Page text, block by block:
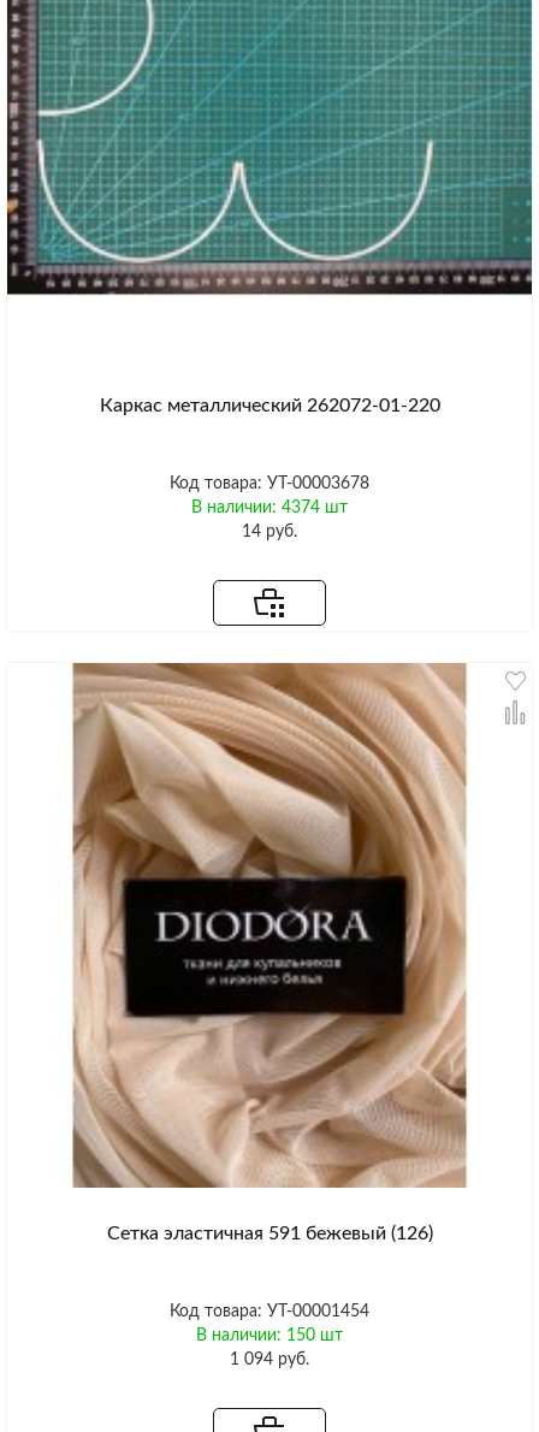
Каркас металлический 262072-01-220
Код товара: УТ-00003678
В наличии: 4374 шт
14 руб.
Сетка эластичная 591 бежевый (126)
Код товара: УТ-00001454
В наличии: 150 шт
1 094 руб.